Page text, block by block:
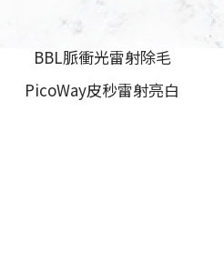
BBL脈衝光雷射除毛
PicoWay皮秒雷射亮白